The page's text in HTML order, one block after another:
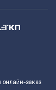
заказ